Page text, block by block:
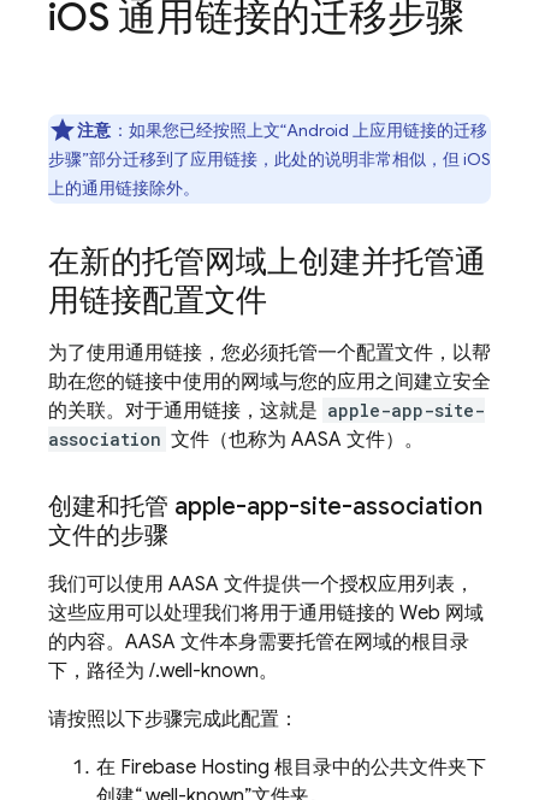
iOS 通用链接的迁移步骤
注意 ：如果您已经按照上文“Android 上应用链接的迁移
步骤”部分迁移到了应用链接，此处的说明非常相似，但 iOS
上的通用链接除外。
在新的托管网域上创建并托管通
用链接配置文件
为了使用通用链接，您必须托管一个配置文件，以帮
助在您的链接中使用的网域与您的应用之间建立安全
的关联。对于通用链接，这就是 apple-app-site-
association 文件（也称为 AASA 文件）。
创建和托管 apple-app-site-association
文件的步骤
我们可以使用 AASA 文件提供一个授权应用列表，
这些应用可以处理我们将用于通用链接的 Web 网域
的内容。AASA 文件本身需要托管在网域的根目录
下，路径为 /.well-known。
请按照以下步骤完成此配置：
在 Firebase Hosting 根目录中的公共文件夹下